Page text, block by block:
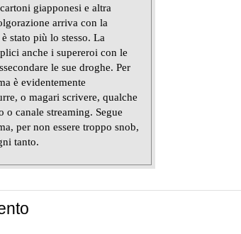
giapponesi e altra
arriva con la
stato più lo stesso. La
anche i supereroi con le
le sue droghe. Per
è evidentemente
o magari scrivere, qualche
o canale streaming. Segue
per non essere troppo snob,
tanto.